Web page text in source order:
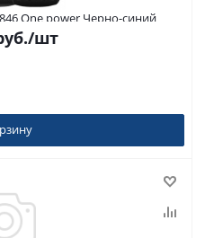
One power Черно-синий
/шт